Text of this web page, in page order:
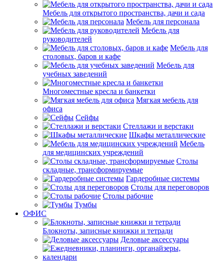
Мебель для открытого пространства, дачи и сада
Мебель для персонала
Мебель для
руководителей
Мебель для
столовых, баров и кафе
Мебель для
учебных заведений
Многоместные кресла и банкетки
Мягкая мебель для
офиса
Сейфы
Стеллажи и верстаки
Шкафы металлические
Мебель
для медицинских учреждений
Столы
складные, трансформируемые
Гардеробные системы
Столы для переговоров
Столы рабочие
Тумбы
ОФИС
Блокноты, записные книжки и тетради
Деловые аксессуары